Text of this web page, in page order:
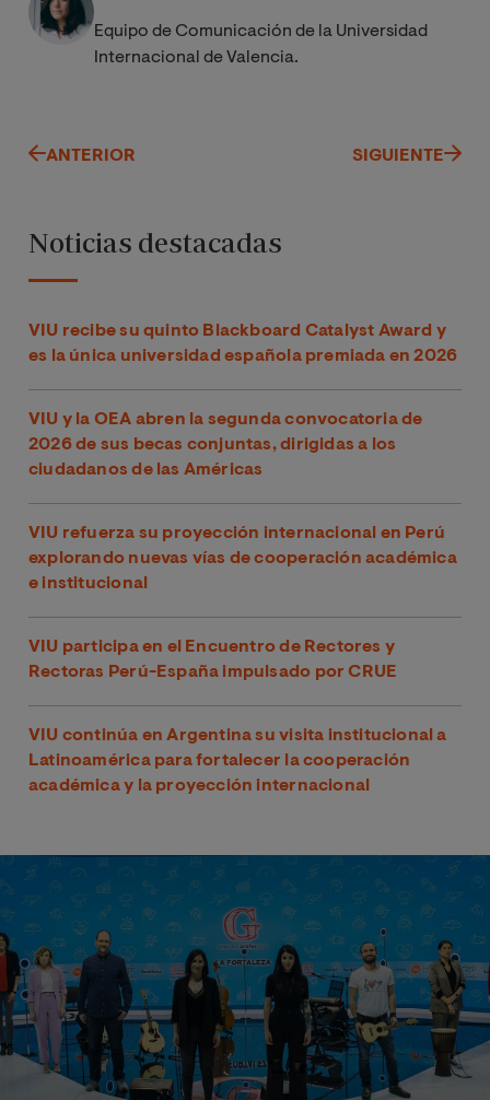
Equipo de Comunicación de la Universidad
Internacional de Valencia.
ANTERIOR SIGUIENTE
Noticias destacadas
VIU recibe su quinto Blackboard Catalyst Award y
es la única universidad española premiada en 2026
VIU y la OEA abren la segunda convocatoria de
2026 de sus becas conjuntas, dirigidas a los
ciudadanos de las Américas
VIU refuerza su proyección internacional en Perú
explorando nuevas vías de cooperación académica
e institucional
VIU participa en el Encuentro de Rectores y
Rectoras Perú-España impulsado por CRUE
VIU continúa en Argentina su visita institucional a
Latinoamérica para fortalecer la cooperación
académica y la proyección internacional